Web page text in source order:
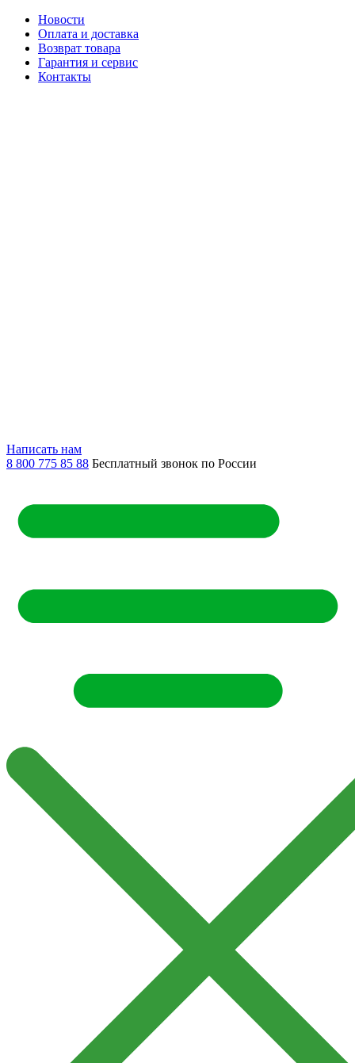
Новости
Оплата и доставка
Возврат товара
Гарантия и сервис
Контакты
Написать нам
8 800 775 85 88 Бесплатный звонок по России